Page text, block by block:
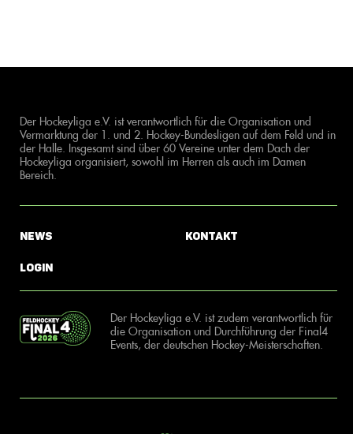
Der Hockeyliga e.V. ist verantwortlich für die Organisation und
Vermarktung der 1. und 2. Hockey-Bundesligen auf dem Feld und in
der Halle. Insgesamt sind über 60 Vereine unter dem Dach der
Hockeyliga organisiert, sowohl im Herren als auch im Damen
Bereich.
News
Login
Kontakt
Der Hockeyliga e.V. ist zudem verantwortlich für
die Organisation und Durchführung der Final4
Events, der deutschen Hockey-Meisterschaften.